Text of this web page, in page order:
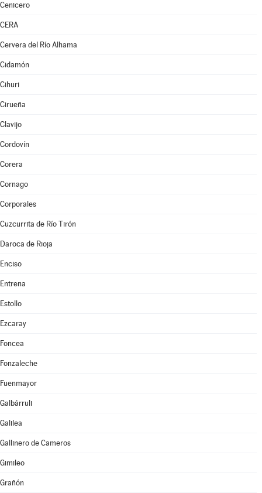
Cenicero
CERA
Cervera del Río Alhama
Cidamón
Cihuri
Cirueña
Clavijo
Cordovín
Corera
Cornago
Corporales
Cuzcurrita de Río Tirón
Daroca de Rioja
Enciso
Entrena
Estollo
Ezcaray
Foncea
Fonzaleche
Fuenmayor
Galbárruli
Galilea
Gallinero de Cameros
Gimileo
Grañón